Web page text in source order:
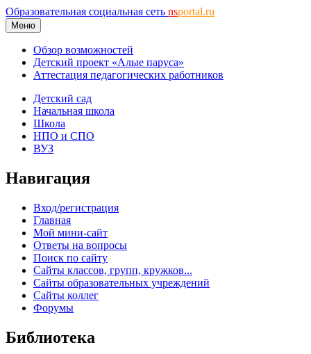
Образовательная социальная сеть nsportal.ru
Меню
Обзор возможностей
Детский проект «Алые паруса»
Аттестация педагогических работников
Детский сад
Начальная школа
Школа
НПО и СПО
ВУЗ
Навигация
Вход/регистрация
Главная
Мой мини-сайт
Ответы на вопросы
Поиск по сайту
Сайты классов, групп, кружков...
Сайты образовательных учреждений
Сайты коллег
Форумы
Библиотека